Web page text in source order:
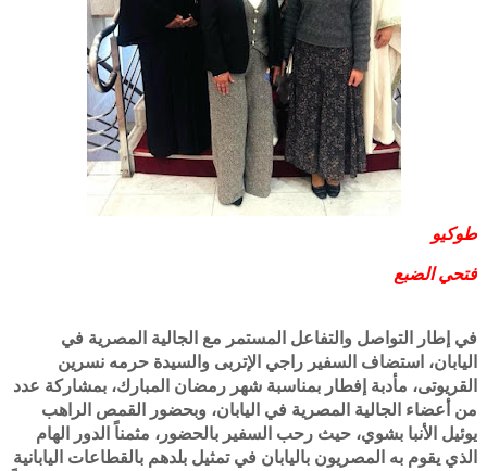
طوكيو
فتحي الضبع
في إطار التواصل والتفاعل المستمر مع الجالية المصرية في
اليابان، استضاف السفير راجي الإتربى والسيدة حرمه نسرين
القريوتى، مأدبة إفطار بمناسبة شهر رمضان المبارك، بمشاركة عدد
من أعضاء الجالية المصرية في اليابان، وبحضور القمص الراهب
يوئيل الأنبا بشوي، حيث رحب السفير بالحضور، مثمناً الدور الهام
الذي يقوم به المصريون باليابان في تمثيل بلدهم بالقطاعات اليابانية